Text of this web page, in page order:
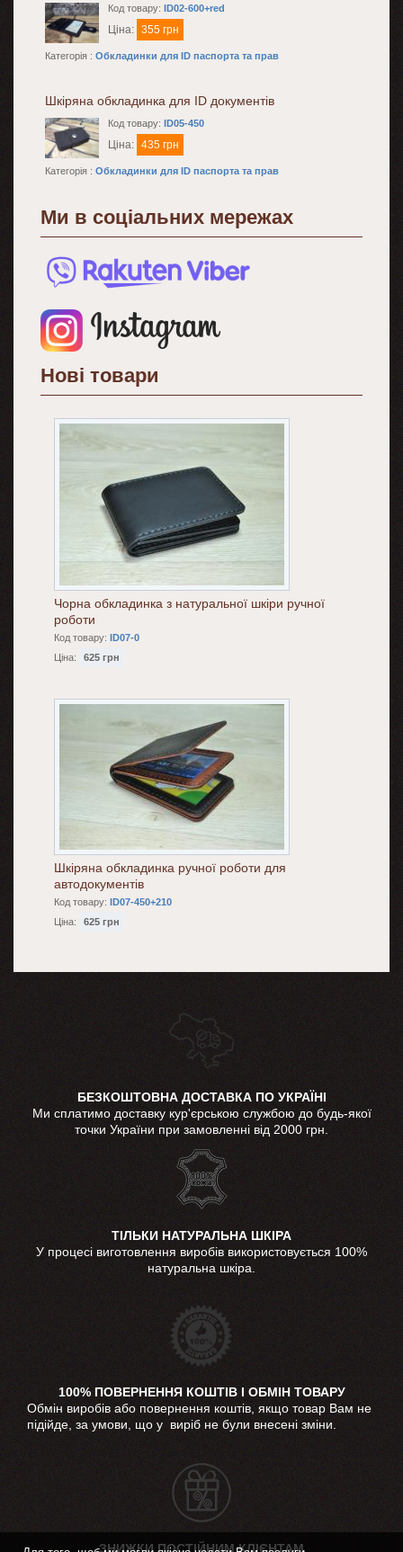
Код товару: ID02-600+red
Ціна: 355 грн
Категорія : Обкладинки для ID паспорта та прав
Шкіряна обкладинка для ID документів
Код товару: ID05-450
Ціна: 435 грн
Категорія : Обкладинки для ID паспорта та прав
Ми в соціальних мережах
Нові товари
Чорна обкладинка з натуральної шкіри ручної
роботи
Код товару: ID07-0
Ціна:
625 грн
Шкіряна обкладинка ручної роботи для
автодокументів
Код товару: ID07-450+210
Ціна:
625 грн
БЕЗКОШТОВНА ДОСТАВКА ПО УКРАЇНІ
Ми сплатимо доставку кур'єрською службою до будь-якої
точки України при замовленні від 2000 грн.
ТІЛЬКИ НАТУРАЛЬНА ШКІРА
У процесі виготовлення виробів використовується 100%
натуральна шкіра.
100% ПОВЕРНЕННЯ КОШТІВ І ОБМІН ТОВАРУ
Обмін виробів або повернення коштів, якщо товар Вам не
підійде, за умови, що у виріб не були внесені зміни.
ЗНИЖКИ ПОСТІЙНИМ КЛІЄНТАМ